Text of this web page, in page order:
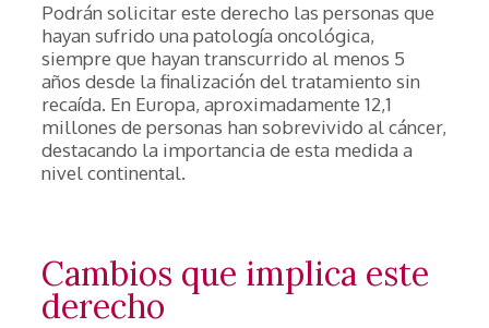
Podrán solicitar este derecho las personas que
hayan sufrido una patología oncológica,
siempre que hayan transcurrido al menos 5
años desde la finalización del tratamiento sin
recaída. En Europa, aproximadamente 12,1
millones de personas han sobrevivido al cáncer,
destacando la importancia de esta medida a
nivel continental.
Cambios que implica este
derecho